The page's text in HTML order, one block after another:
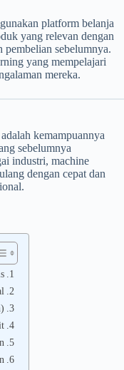
platform belanja
yang relevan dengan
pembelian sebelumnya.
yang mempelajari
mereka.
kemampuannya
sebelumnya
industri, machine
dengan cepat dan